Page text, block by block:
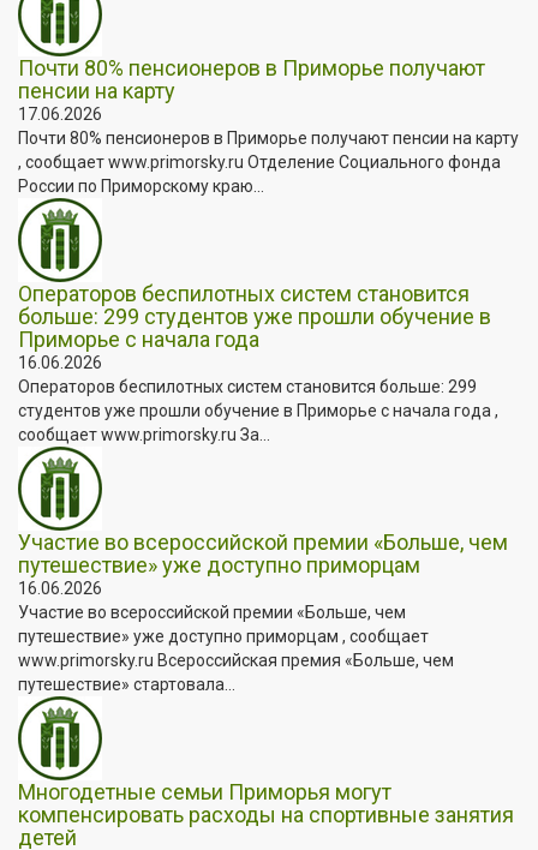
Почти 80% пенсионеров в Приморье получают
пенсии на карту
17.06.2026
Почти 80% пенсионеров в Приморье получают пенсии на карту
, сообщает www.primorsky.ru Отделение Социального фонда
России по Приморскому краю...
Операторов беспилотных систем становится
больше: 299 студентов уже прошли обучение в
Приморье с начала года
16.06.2026
Операторов беспилотных систем становится больше: 299
студентов уже прошли обучение в Приморье с начала года ,
сообщает www.primorsky.ru За...
Участие во всероссийской премии «Больше, чем
путешествие» уже доступно приморцам
16.06.2026
Участие во всероссийской премии «Больше, чем
путешествие» уже доступно приморцам , сообщает
www.primorsky.ru Всероссийская премия «Больше, чем
путешествие» стартовала...
Многодетные семьи Приморья могут
компенсировать расходы на спортивные занятия
детей